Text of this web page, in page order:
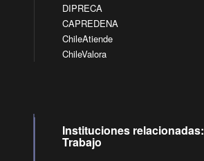
DIPRECA
CAPREDENA
ChileAtiende
ChileValora
Instituciones relacionadas:
Trabajo